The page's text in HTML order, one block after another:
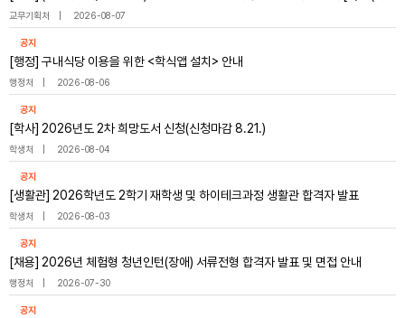
교무기획처 2026-08-07
공지
[행정] 구내식당 이용을 위한 <학식앱 설치> 안내
행정처 2026-08-06
공지
[학사] 2026년도 2차 희망도서 신청(신청마감 8.21.)
학생처 2026-08-04
공지
[생활관] 2026학년도 2학기 재학생 및 하이테크과정 생활관 합격자 발표
학생처 2026-08-03
공지
[채용] 2026년 체험형 청년인턴(장애) 서류전형 합격자 발표 및 면접 안내
행정처 2026-07-30
공지